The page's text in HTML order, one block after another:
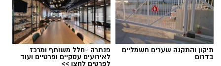
תגים:דרושים באשדוד
תיקון והתקנה שערים חשמליים
בדרום
פנתרה -חלל משותף ומרכז
לאירועים עסקיים ופרטיים ועוד
לפרטים לחצו >>